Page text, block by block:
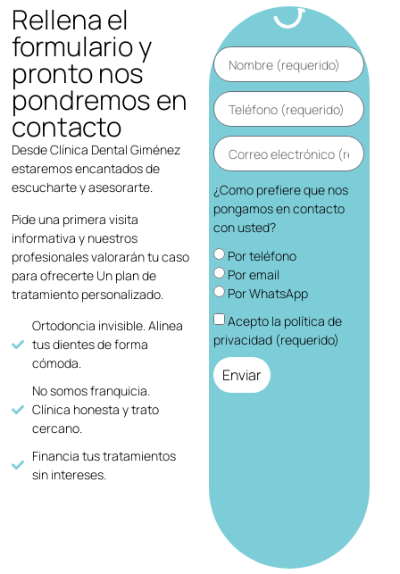
Rellena el
formulario y
pronto nos
pondremos en
contacto
Desde Clínica Dental Giménez
estaremos encantados de
escucharte y asesorarte.
Pide una primera visita
informativa y nuestros
profesionales valorarán tu caso
para ofrecerte Un plan de
tratamiento personalizado.
Ortodoncia invisible. Alinea
tus dientes de forma
cómoda.
No somos franquicia.
Clínica honesta y trato
cercano.
Financia tus tratamientos
sin intereses.
¿Como prefiere que nos
pongamos en contacto
con usted?
Por teléfono
Por email
Por WhatsApp
Acepto la política de
privacidad (requerido)
Enviar